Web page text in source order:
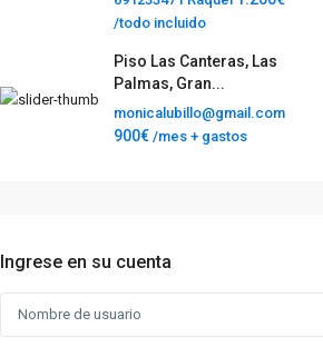
/todo incluido
Piso Las Canteras, Las
Palmas, Gran...
monicalubillo@gmail.com
900€ /mes + gastos
Ingrese en su cuenta